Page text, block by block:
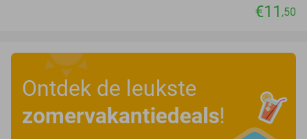
€11 ,50
Ontdek de leukste
zomervakantiedeals!